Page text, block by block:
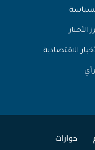
الأخبار
الاقتصادية
حوارات